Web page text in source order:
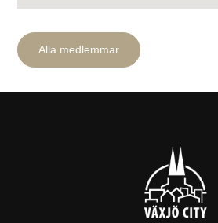
Alla medlemmar